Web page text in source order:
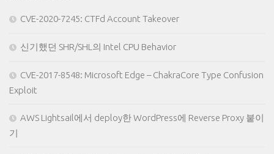
CVE-2020-7245: CTFd Account Takeover
신기했던 SHR/SHL의 Intel CPU Behavior
CVE-2017-8548: Microsoft Edge – ChakraCore Type Confusion
Exploit
AWS Lightsail에서 deploy한 WordPress에 Reverse Proxy 붙이
기